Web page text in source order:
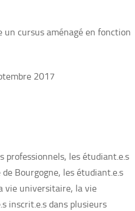
un cursus aménagé en fonction
2017
professionnels, les étudiant.e.s
de Bourgogne, les étudiant.e.s
vie universitaire, la vie
inscrit.e.s dans plusieurs